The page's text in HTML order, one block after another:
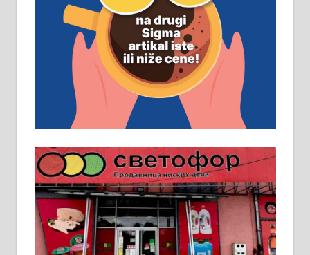
Рудник и флотација Рудник
д.о.о. Рудник запошљава 20
помоћника рудара. Услови:
Основна школа, пожељно радно
искуство на истим и сличним
пословима, али не и неопходан
услов. Обезбеђен смештај,
превоз, исхрана. 032/57-41-122 –
локал 22
Пружам услуге завршних радова
у грађевини, хидроизолације и
молерских радова. 061/25-28-058
Ало таксију потребан возач са Б
категоријом. 064/02-85-511